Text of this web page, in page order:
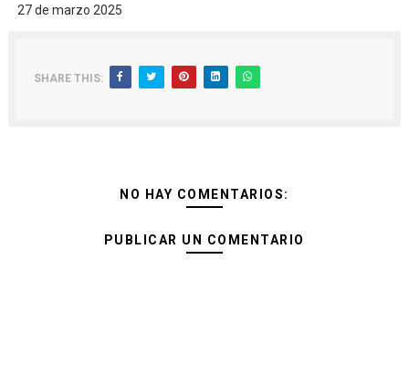
27 de marzo 2025
SHARE THIS:
NO HAY COMENTARIOS:
PUBLICAR UN COMENTARIO